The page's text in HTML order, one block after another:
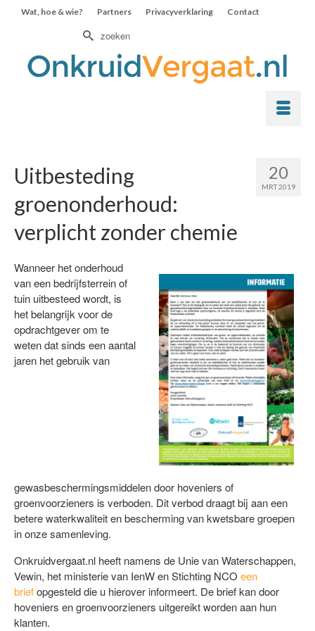
Wat, hoe & wie? Partners Privacyverklaring Contact
Zoek
20
MRT 2019
Uitbesteding
groenonderhoud:
verplicht zonder chemie
Wanneer hetonderhoud
van een bedrijfsterrein of
tuin uitbesteed wordt, is
het belangrijk voor de
opdrachtgever om te
weten dat sinds een aantal
jaren het gebruik van
gewasbeschermingsmiddelen door hoveniers of
groenvoorzieners is verboden. Dit verbod draagt bij aan een
betere waterkwaliteit en bescherming van kwetsbare groepen
in onze samenleving.
Onkruidvergaat.nl heeft namens de Unie van Waterschappen,
Vewin, het ministerie van IenW en Stichting NCO een
briefopgesteld die u hierover informeert. De brief kan door
hoveniers en groenvoorzieners uitgereikt worden aan hun
klanten.